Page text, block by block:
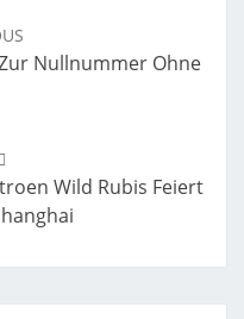
Nullnummer Ohne
Wild Rubis Feiert